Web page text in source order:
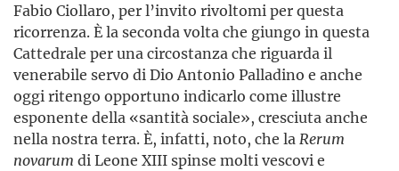
Fabio Ciollaro, per l’invito rivoltomi per questa
ricorrenza. È la seconda volta che giungo in questa
Cattedrale per una circostanza che riguarda il
venerabile servo di Dio Antonio Palladino e anche
oggi ritengo opportuno indicarlo come illustre
esponente della «santità sociale», cresciuta anche
nella nostra terra. È, infatti, noto, che la Rerum
novarum di Leone XIII spinse molti vescovi e